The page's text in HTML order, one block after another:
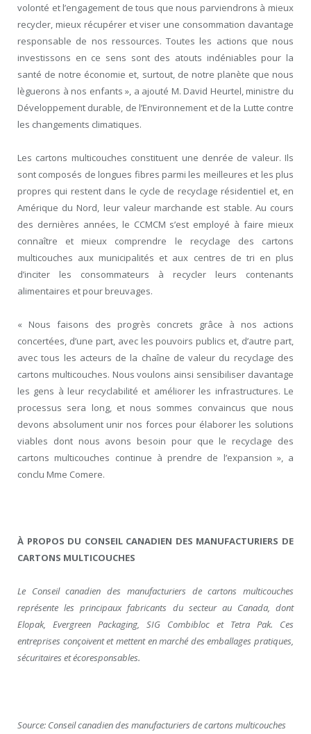
volonté et l’engagement de tous que nous parviendrons à mieux
recycler, mieux récupérer et viser une consommation davantage
responsable de nos ressources. Toutes les actions que nous
investissons en ce sens sont des atouts indéniables pour la
santé de notre économie et, surtout, de notre planète que nous
lèguerons à nos enfants », a ajouté M. David Heurtel, ministre du
Développement durable, de l’Environnement et de la Lutte contre
les changements climatiques.
Les cartons multicouches constituent une denrée de valeur. Ils
sont composés de longues fibres parmi les meilleures et les plus
propres qui restent dans le cycle de recyclage résidentiel et, en
Amérique du Nord, leur valeur marchande est stable. Au cours
des dernières années, le CCMCM s’est employé à faire mieux
connaître et mieux comprendre le recyclage des cartons
multicouches aux municipalités et aux centres de tri en plus
d’inciter les consommateurs à recycler leurs contenants
alimentaires et pour breuvages.
« Nous faisons des progrès concrets grâce à nos actions
concertées, d’une part, avec les pouvoirs publics et, d’autre part,
avec tous les acteurs de la chaîne de valeur du recyclage des
cartons multicouches. Nous voulons ainsi sensibiliser davantage
les gens à leur recyclabilité et améliorer les infrastructures. Le
processus sera long, et nous sommes convaincus que nous
devons absolument unir nos forces pour élaborer les solutions
viables dont nous avons besoin pour que le recyclage des
cartons multicouches continue à prendre de l’expansion », a
conclu Mme Comere.
À PROPOS DU CONSEIL CANADIEN DES MANUFACTURIERS DE
CARTONS MULTICOUCHES
Le Conseil canadien des manufacturiers de cartons multicouches
représente les principaux fabricants du secteur au Canada, dont
Elopak, Evergreen Packaging, SIG Combibloc et Tetra Pak. Ces
entreprises conçoivent et mettent en marché des emballages pratiques,
sécuritaires et écoresponsables.
Source: Conseil canadien des manufacturiers de cartons multicouches